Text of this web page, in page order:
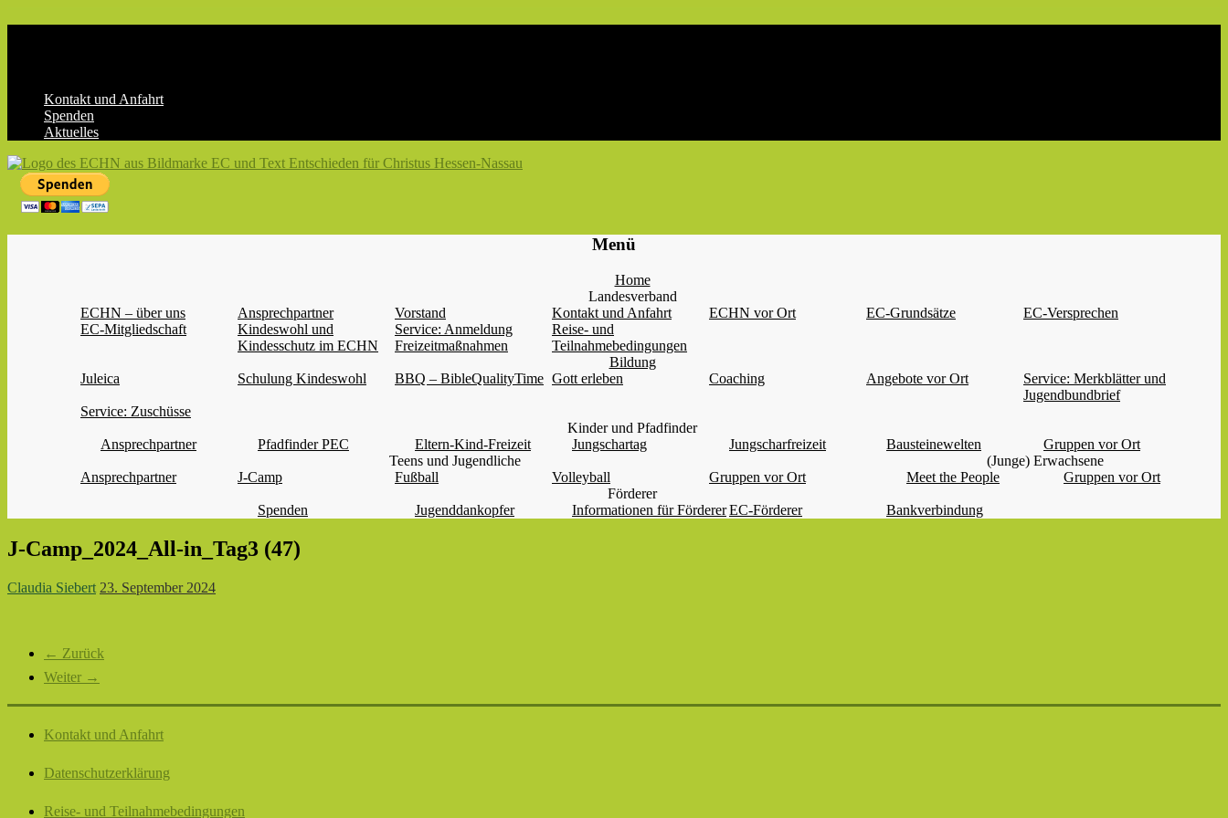
Kontakt und Anfahrt
Spenden
Aktuelles
ECHN
EC-
Menü
Home
Landesverband
ECHN – über uns
Ansprechpartner Vorstand Kontakt und Anfahrt ECHN vor Ort EC-Grundsätze
EC-Versprechen
EC-Mitgliedschaft
Kindeswohl und
Kindesschutz im ECHN
Service: Anmeldung
Freizeitmaßnahmen
Reise- und
Teilnahmebedingungen
Bildung
Juleica
Schulung Kindeswohl BBQ – BibleQualityTime Gott erleben Coaching Angebote vor Ort
Service: Merkblätter und
Jugendbundbrief
Service: Zuschüsse
Kinder und Pfadfinder
Ansprechpartner
Pfadfinder PEC Eltern-Kind-Freizeit Jungschartag Jungscharfreizeit Bausteinewelten
Gruppen vor Ort
Teens und Jugendliche
Ansprechpartner
J-Camp Fußball Volleyball Gruppen vor Ort
(Junge) Erwachsene
Meet the People
Gruppen vor Ort
Förderer
Spenden
Jugenddankopfer Informationen für FördererEC-Förderer Bankverbindung
J-Camp_2024_All-in_Tag3 (47)
Claudia Siebert 23. September 2024
← Zurück
Weiter →
Kontakt und Anfahrt
Datenschutzerklärung
Reise- und Teilnahmebedingungen